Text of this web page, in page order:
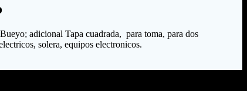
adicional Tapa cuadrada, para toma, para dos
solera, equipos electronicos.